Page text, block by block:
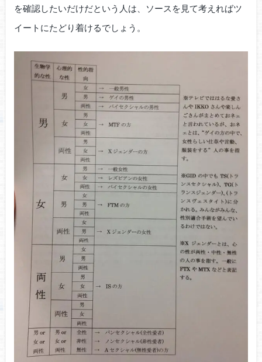
を確認したいだけだという人は、ソースを見て考えればツ
イートにたどり着けるでしょう。